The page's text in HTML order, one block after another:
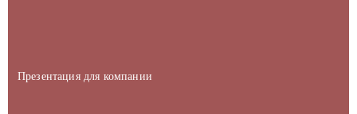
Презентация для компании